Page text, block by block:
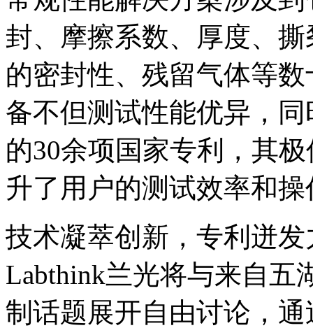
封、摩擦系数、厚度、
的密封性、残留气体等
备不但测试性能优异，
的30余项国家专利，其
升了用户的测试效率和
技术凝萃创新，专利迸
Labthink兰光将与来自五
制话题展开自由讨论，